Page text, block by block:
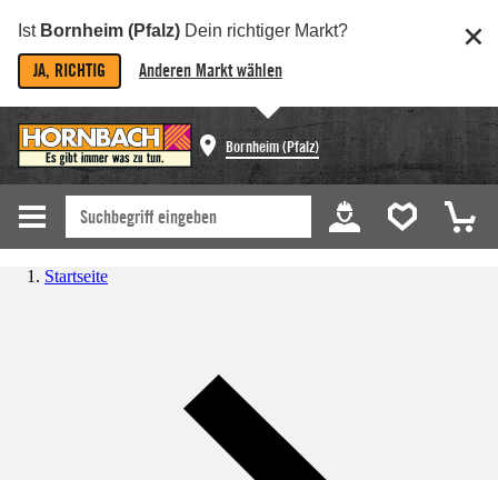
Ist Bornheim (Pfalz) Dein richtiger Markt?
JA, RICHTIG Anderen Markt wählen
Bornheim (Pfalz)
Startseite